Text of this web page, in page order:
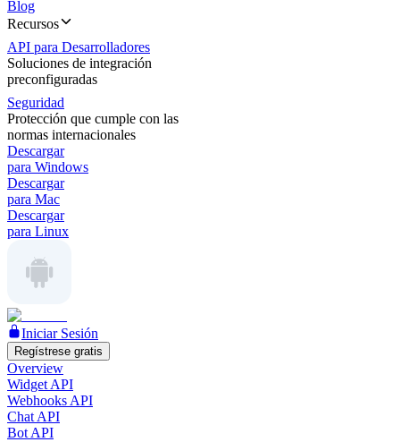
Blog
Recursos
API para Desarrolladores
Soluciones de integración
preconfiguradas
Seguridad
Protección que cumple con las
normas internacionales
Descargar
para Windows
Descargar
para Mac
Descargar
para Linux
Iniciar Sesión
Regístrese gratis
Overview
Widget API
Webhooks API
Chat API
Bot API